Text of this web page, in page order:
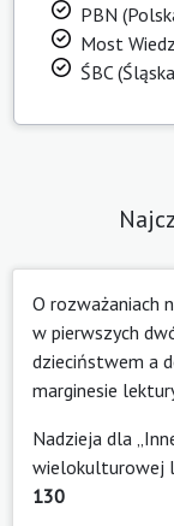
PBN
Most
ŚBC
O rozważaniach
w pierwszych
dzieciństwem a
marginesie
Nadzieja dla
130